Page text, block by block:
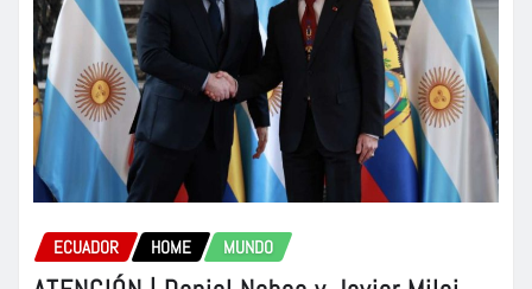
ECUADOR HOME MUNDO